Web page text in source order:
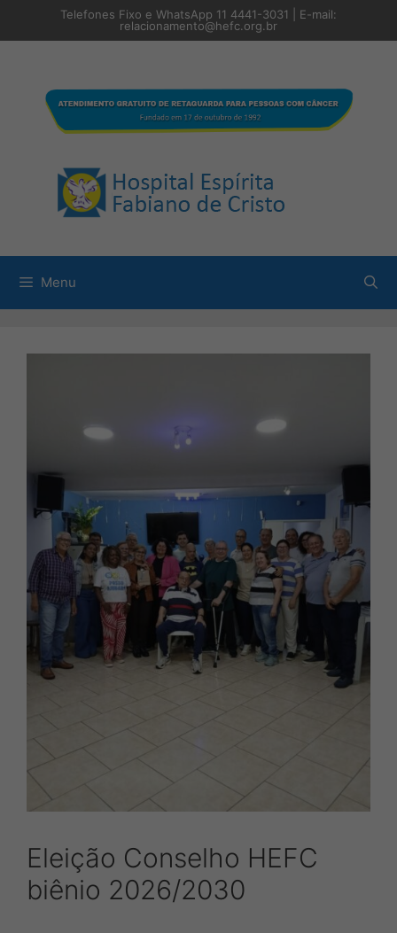
o
Telefones Fixo e WhatsApp 11 4441-3031 | E-mail:
relacionamento@hefc.org.br
Menu
Eleição Conselho HEFC
biênio 2026/2030